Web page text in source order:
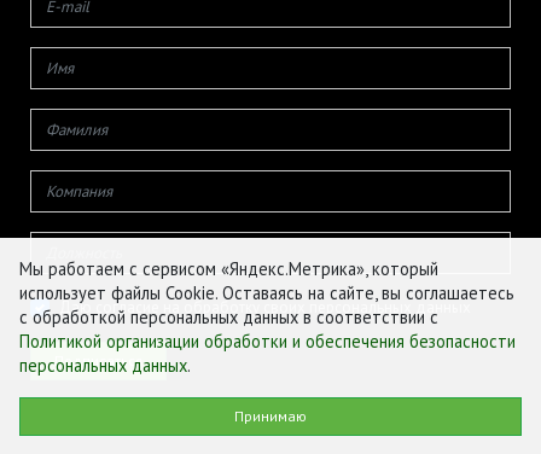
Даю согласие на обработку своих персональных данных
© ФГБУ «ЦЕНТР АГРОАНАЛИТИКИ», 2026
Мы работаем с сервисом «Яндекс.Метрика», который
использует файлы Cookie. Оставаясь на сайте, вы соглашаетесь
с обработкой персональных данных в соответствии с
Политикой организации обработки и обеспечения безопасности
персональных данных.
Принимаю